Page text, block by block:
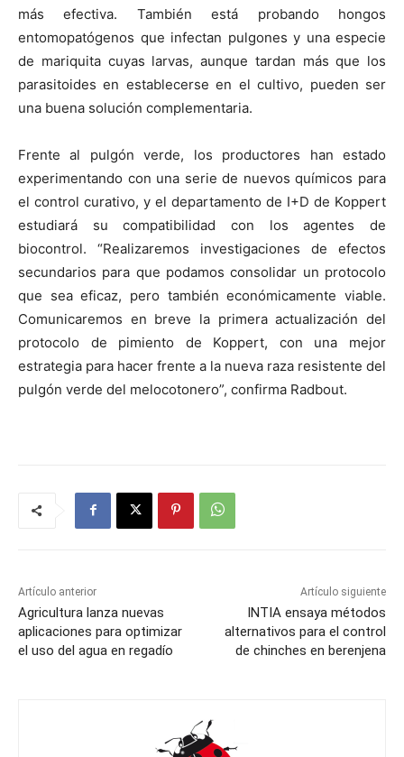
más efectiva. También está probando hongos
entomopatógenos que infectan pulgones y una especie
de mariquita cuyas larvas, aunque tardan más que los
parasitoides en establecerse en el cultivo, pueden ser
una buena solución complementaria.
Frente al pulgón verde, los productores han estado
experimentando con una serie de nuevos químicos para
el control curativo, y el departamento de I+D de Koppert
estudiará su compatibilidad con los agentes de
biocontrol. “Realizaremos investigaciones de efectos
secundarios para que podamos consolidar un protocolo
que sea eficaz, pero también económicamente viable.
Comunicaremos en breve la primera actualización del
protocolo de pimiento de Koppert, con una mejor
estrategia para hacer frente a la nueva raza resistente del
pulgón verde del melocotonero”, confirma Radbout.
Artículo anterior
Agricultura lanza nuevas
aplicaciones para optimizar
el uso del agua en regadío
Artículo siguiente
INTIA ensaya métodos
alternativos para el control
de chinches en berenjena